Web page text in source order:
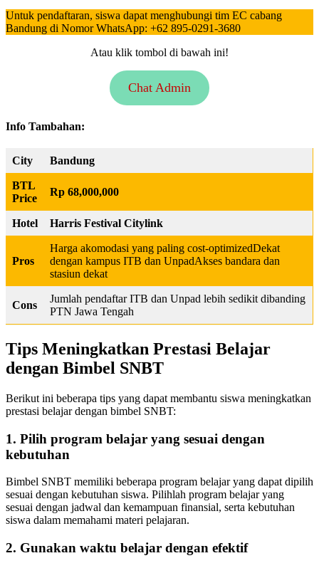
Untuk pendaftaran, siswa dapat menghubungi tim EC cabang
Bandung di Nomor WhatsApp: +62 895-0291-3680
Atau klik tombol di bawah ini!
Chat Admin
Info Tambahan:
City Bandung
BTL
Price
Rp 68,000,000
Hotel Harris Festival Citylink
Pros
Harga akomodasi yang paling cost-optimizedDekat
dengan kampus ITB dan UnpadAkses bandara dan
stasiun dekat
Cons
Jumlah pendaftar ITB dan Unpad lebih sedikit dibanding
PTN Jawa Tengah
Tips Meningkatkan Prestasi Belajar
dengan Bimbel SNBT
Berikut ini beberapa tips yang dapat membantu siswa meningkatkan
prestasi belajar dengan bimbel SNBT:
1. Pilih program belajar yang sesuai dengan
kebutuhan
Bimbel SNBT memiliki beberapa program belajar yang dapat dipilih
sesuai dengan kebutuhan siswa. Pilihlah program belajar yang
sesuai dengan jadwal dan kemampuan finansial, serta kebutuhan
siswa dalam memahami materi pelajaran.
2. Gunakan waktu belajar dengan efektif